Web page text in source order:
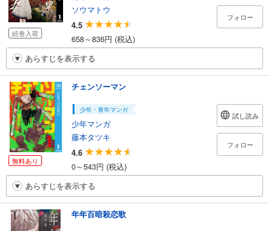
続巻入荷
ソウマトウ
4.5
658～836円 (税込)
フォロー
あらすじを表示する
無料あり
チェンソーマン
少年・青年マンガ
少年マンガ
藤本タツキ
4.6
0～543円 (税込)
試し読み
フォロー
あらすじを表示する
年年百暗殺恋歌